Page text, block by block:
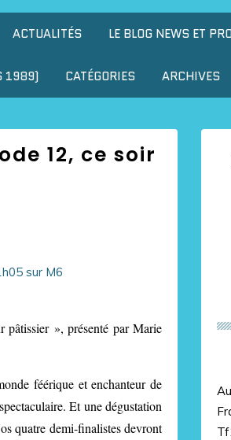
ACTUALITÉS LE BLOG NEWS ET
1989) CATÉGORIES ARCHIVES
12, ce soir
pâtissier »,présenté par Marie
féérique et enchanteur de
Et une dégustation
quatre demi-finalistes devront